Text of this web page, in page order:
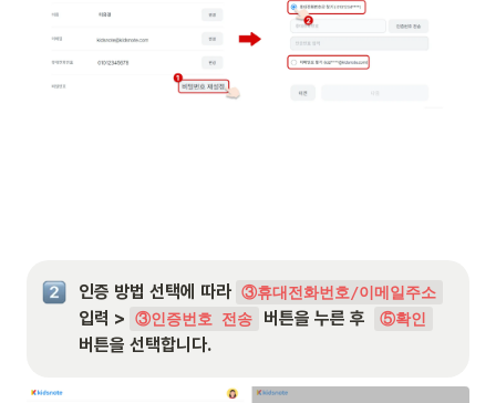
인증 방법 선택에 따라 ③휴대전화번호/이메일주소
입력 > ③인증번호 전송 버튼을 누른 후 ⑤확인
버튼을 선택합니다.